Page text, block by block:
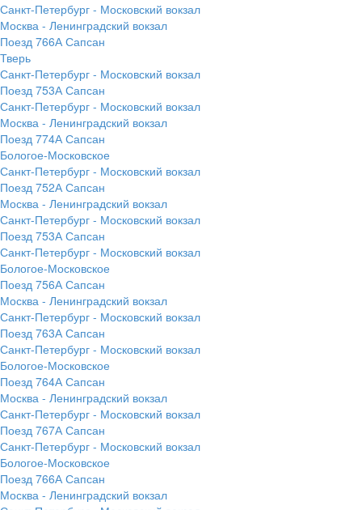
Санкт-Петербург - Московский вокзал
Москва - Ленинградский вокзал
Поезд 766А Сапсан
Тверь
Санкт-Петербург - Московский вокзал
Поезд 753А Сапсан
Санкт-Петербург - Московский вокзал
Москва - Ленинградский вокзал
Поезд 774А Сапсан
Бологое-Московское
Санкт-Петербург - Московский вокзал
Поезд 752А Сапсан
Москва - Ленинградский вокзал
Санкт-Петербург - Московский вокзал
Поезд 753А Сапсан
Санкт-Петербург - Московский вокзал
Бологое-Московское
Поезд 756А Сапсан
Москва - Ленинградский вокзал
Санкт-Петербург - Московский вокзал
Поезд 763А Сапсан
Санкт-Петербург - Московский вокзал
Бологое-Московское
Поезд 764А Сапсан
Москва - Ленинградский вокзал
Санкт-Петербург - Московский вокзал
Поезд 767А Сапсан
Санкт-Петербург - Московский вокзал
Бологое-Московское
Поезд 766А Сапсан
Москва - Ленинградский вокзал